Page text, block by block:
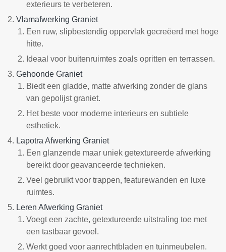
exterieurs te verbeteren.
Vlamafwerking Graniet
Een ruw, slipbestendig oppervlak gecreëerd met hoge
hitte.
Ideaal voor buitenruimtes zoals opritten en terrassen.
Gehoonde Graniet
Biedt een gladde, matte afwerking zonder de glans
van gepolijst graniet.
Het beste voor moderne interieurs en subtiele
esthetiek.
Lapotra Afwerking Graniet
Een glanzende maar uniek getextureerde afwerking
bereikt door geavanceerde technieken.
Veel gebruikt voor trappen, featurewanden en luxe
ruimtes.
Leren Afwerking Graniet
Voegt een zachte, getextureerde uitstraling toe met
een tastbaar gevoel.
Werkt goed voor aanrechtbladen en tuinmeubelen.